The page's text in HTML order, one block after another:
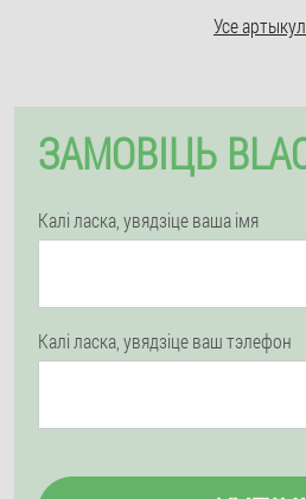
Усе
ЗАМОВІЦЬ
Калі ласка, увядзіце ваша імя
Калі ласка, увядзіце ваш тэлефон